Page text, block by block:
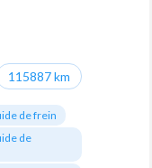
de frein
de
115887 km